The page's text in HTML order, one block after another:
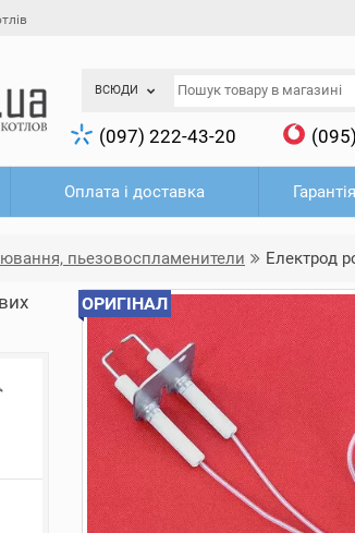
ВСЮДИ
(097) 222-43-20
Оплата і доставка
пьезовоспламенители Електрод
ОРИГІНАЛ